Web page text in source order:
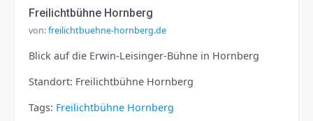
Freilichtbühne Hornberg
von:freilichtbuehne-hornberg.de
Blick auf die Erwin-Leisinger-Bühne in Hornberg
Standort: Freilichtbühne Hornberg
Tags: Freilichtbühne Hornberg